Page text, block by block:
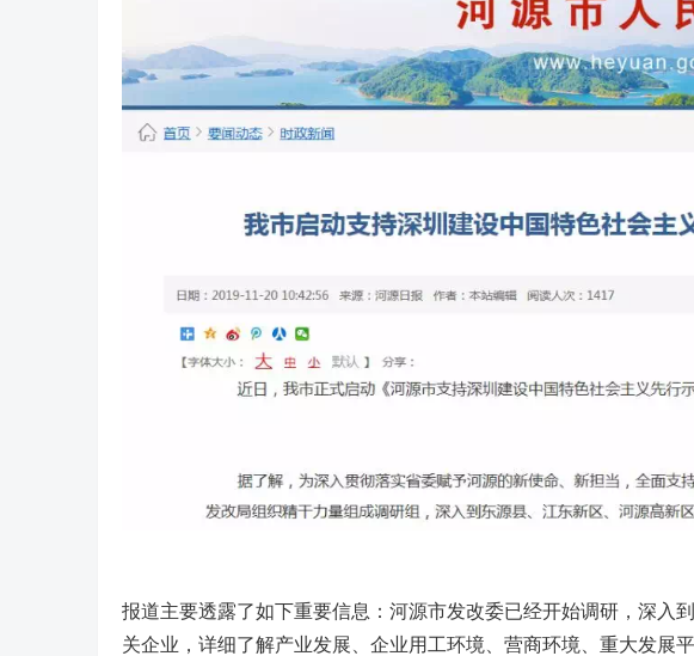
报道主要透露了如下重要信息：河源市发改委已经开始调研，深入到
关企业，详细了解产业发展、企业用工环境、营商环境、重大发展